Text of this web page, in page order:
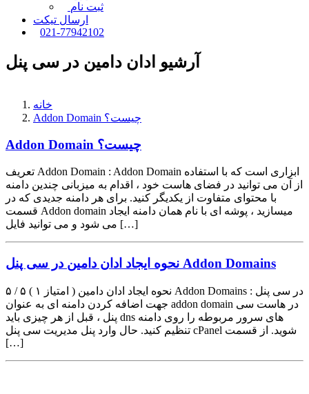
ثبت نام
ارسال تیکت
021-77942102
آرشیو ادان دامین در سی پنل
خانه
Addon Domain چیست؟
Addon Domain چیست؟
تعریف Addon Domain : Addon Domain ابزاری است که با استفاده
از آن می توانید در فضای هاست خود ، اقدام به میزبانی چندین دامنه
با محتوای متفاوت از یکدیگر کنید. برای هر دامنه جدیدی که در
قسمت Addon domain میسازید ، پوشه ای با نام همان دامنه ایجاد
می شود و می توانید فایل […]
نحوه ایجاد ادان دامین در سی پنل Addon Domains
۵ / ۵ ( ۱ امتیاز ) نحوه ایجاد ادان دامین Addon Domains در سی پنل :
جهت اضافه کردن دامنه ای به عنوان addon domain در هاست سی
پنل ، قبل از هر چیزی باید dns های سرور مربوطه را روی دامنه
تنظیم کنید. حال وارد پنل مدیریت سی پنل cPanel شوید. از قسمت
[…]